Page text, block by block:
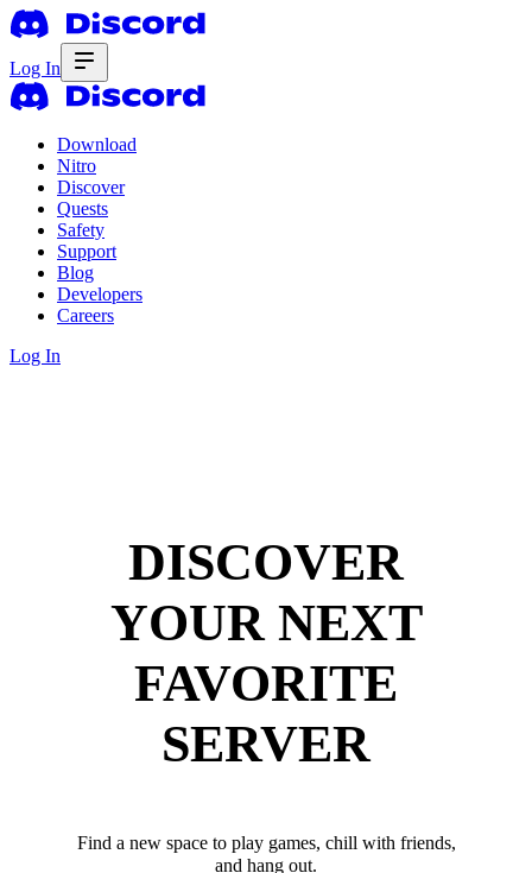
Log In
Download
Nitro
Discover
Quests
Safety
Support
Blog
Developers
Careers
Log In
DISCOVER
YOUR NEXT
FAVORITE
SERVER
Find a new space to play games, chill with friends,
and hang out.